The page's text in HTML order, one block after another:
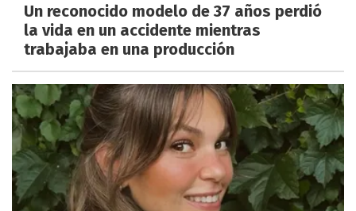
Un reconocido modelo de 37 años perdió
la vida en un accidente mientras
trabajaba en una producción